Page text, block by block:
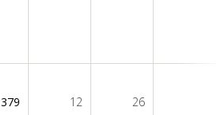
379 12 26